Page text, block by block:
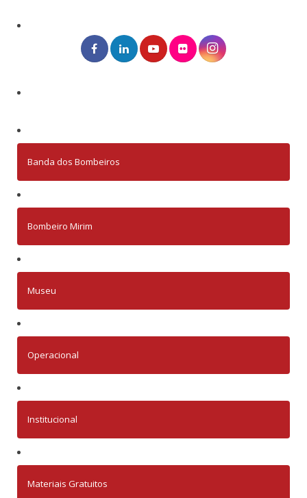
Banda dos Bombeiros
Bombeiro Mirim
Museu
Operacional
Institucional
Materiais Gratuitos